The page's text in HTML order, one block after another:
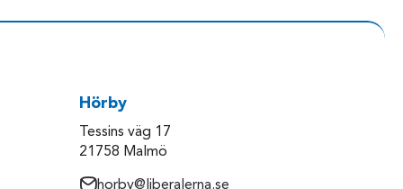
Hörby
Tessins väg 17
21758 Malmö
horby@liberalerna.se